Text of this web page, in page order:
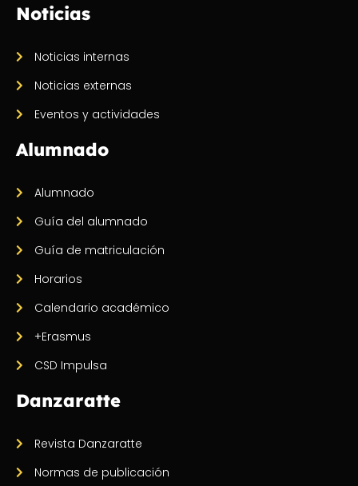
Noticias
Noticias internas
Noticias externas
Eventos y actividades
Alumnado
Alumnado
Guía del alumnado
Guía de matriculación
Horarios
Calendario académico
+Erasmus
CSD Impulsa
Danzaratte
Revista Danzaratte
Normas de publicación